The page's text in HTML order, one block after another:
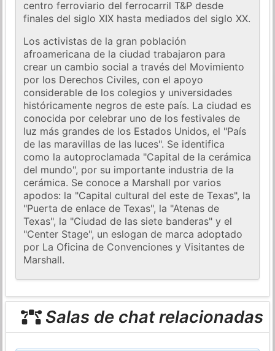
centro ferroviario del ferrocarril T&P desde
finales del siglo XIX hasta mediados del siglo XX.
Los activistas de la gran población
afroamericana de la ciudad trabajaron para
crear un cambio social a través del Movimiento
por los Derechos Civiles, con el apoyo
considerable de los colegios y universidades
históricamente negros de este país. La ciudad es
conocida por celebrar uno de los festivales de
luz más grandes de los Estados Unidos, el "País
de las maravillas de las luces". Se identifica
como la autoproclamada "Capital de la cerámica
del mundo", por su importante industria de la
cerámica. Se conoce a Marshall por varios
apodos: la "Capital cultural del este de Texas", la
"Puerta de enlace de Texas", la "Atenas de
Texas", la "Ciudad de las siete banderas" y el
"Center Stage", un eslogan de marca adoptado
por La Oficina de Convenciones y Visitantes de
Marshall.
Salas de chat relacionadas